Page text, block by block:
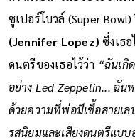
ความเป็น‘เสียงประจำม
ซูเปอร์โบวล์ (Super
(Jennifer Lopez)ซึ่งเธ
ดนตรีของเธอไว้ว่า“ฉันเกิ
อย่าง Led Zeppelin... ฉัน
ด้วยความที่พ่อมีเชื้อสายเล